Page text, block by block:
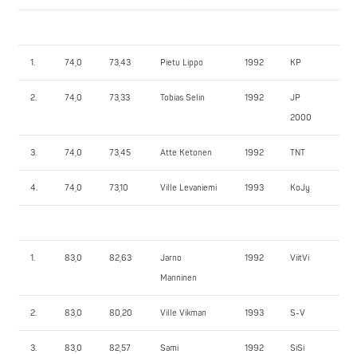
1. 74,0 73,43 Pietu Lippo 1992 KP
2. 74,0 73,33 Tobias Selin 1992
JP
2000
3. 74,0 73,45 Atte Ketonen 1992 TNT
4. 74,0 73,10 Ville Levaniemi 1993 KoJy
1. 83,0 82,63
Jarno
Manninen
1992 ViitVi
2. 83,0 80,20 Ville Vikman 1993 S-V
3. 83,0 82,57
Sami
1992 SiSi